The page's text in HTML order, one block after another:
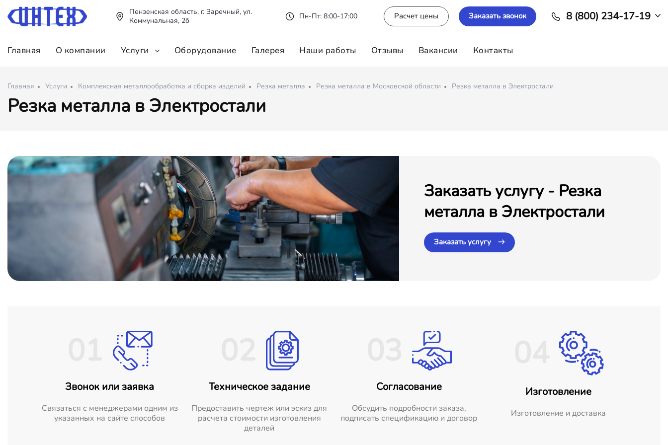
Пензенская область, г. Заречный, ул.
Коммунальная, 2б
Пн-Пт: 8:00-17:00 Расчет цены Заказать звонок 8 (800) 234-17-19
Главная О компании Услуги Оборудование Галерея Наши работы Отзывы Вакансии Контакты
Главная Услуги Комплексная металлообработка и сборка изделий Резка металла Резка металла в Московской области Резка металла в Электростали
Резка металла в Электростали
Заказать услугу - Резка
металла в Электростали
Заказать услугу
Звонок или заявка
Cвязаться с менеджерами одним из
указанных на сайте способов
Техническое задание
Предоставить чертеж или эскиз для
расчета стоимости изготовления
деталей
Согласование
Обсудить подробности заказа,
подписать спецификацию и договор
Изготовление
Изготовление и доставка